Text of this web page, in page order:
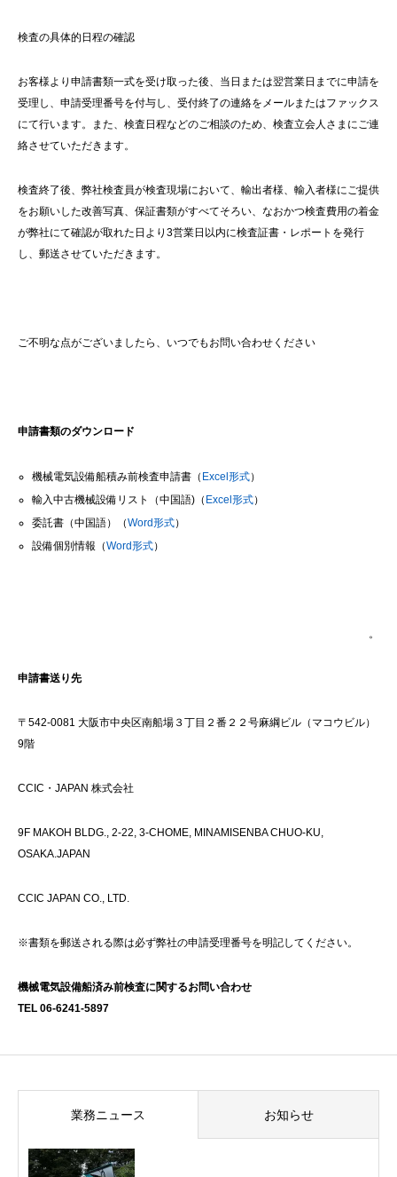
検査の具体的日程の確認
お客様より申請書類一式を受け取った後、当日または翌営業日までに申請を
受理し、申請受理番号を付与し、受付終了の連絡をメールまたはファックス
にて行います。また、検査日程などのご相談のため、検査立会人さまにご連
絡させていただきます。
検査終了後、弊社検査員が検査現場において、輸出者様、輸入者様にご提供
をお願いした改善写真、保証書類がすべてそろい、なおかつ検査費用の着金
が弊社にて確認が取れた日より3営業日以内に検査証書・レポートを発行
し、郵送させていただきます。
ご不明な点がございましたら、いつでもお問い合わせください
申請書類のダウンロード
機械電気設備船積み前検査申請書（ Excel形式）
輸入中古機械設備リスト（中国語)（ Excel形式）
委託書（中国語）（Word形式）
設備個別情報（Word形式）
。
申請書送り先
〒542-0081 大阪市中央区南船場３丁目２番２２号麻綱ビル（マコウビル）
9階
CCIC・JAPAN 株式会社
9F MAKOH BLDG., 2-22, 3-CHOME, MINAMISENBA CHUO-KU,
OSAKA.JAPAN
CCIC JAPAN CO., LTD.
※書類を郵送される際は必ず弊社の申請受理番号を明記してください。
機械電気設備船済み前検査に関するお問い合わせ
TEL 06-6241-5897
業務ニュース お知らせ